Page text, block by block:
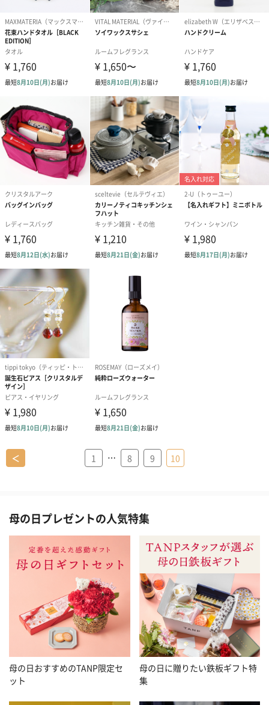
＜ 1 … 8 9 10
母の日プレゼントの人気特集
母の日おすすめのTANP限定セ
ット
母の日に贈りたい鉄板ギフト特
集